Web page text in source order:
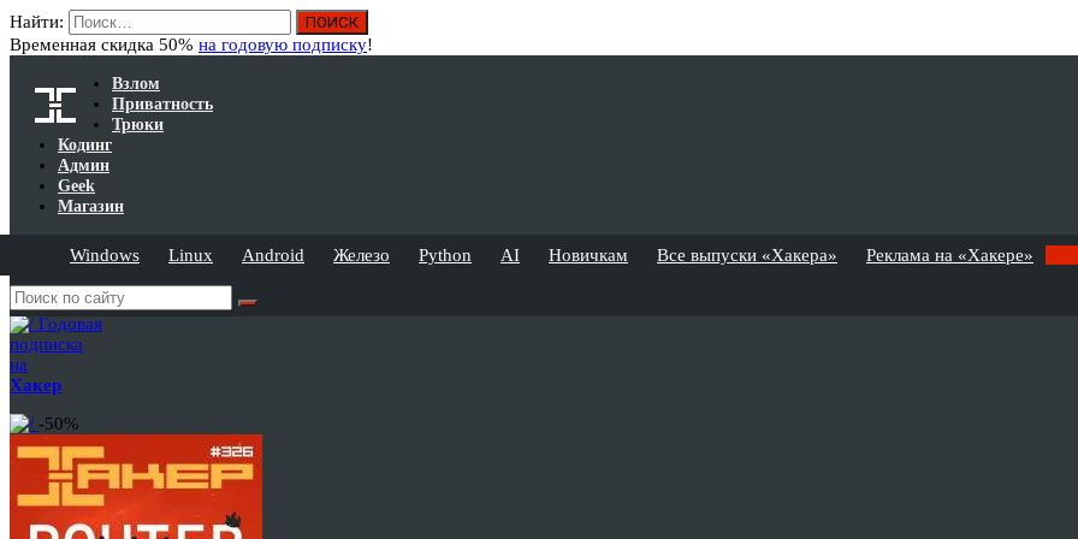
Найти:
Временная скидка 50% на годовую подписку!
Взлом
Приватность
Трюки
Кодинг
Админ
Geek
Магазин
Windows Linux Android Железо Python AI Новичкам Все выпуски «Хакера» Реклама на «Хакере»
Годовая
подписка
на
Хакер
-50%